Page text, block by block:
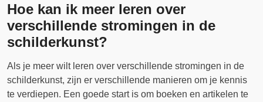
Hoe kan ik meer leren over
verschillende stromingen in de
schilderkunst?
Als je meer wilt leren over verschillende stromingen in de
schilderkunst, zijn er verschillende manieren om je kennis
te verdiepen. Een goede start is om boeken en artikelen te